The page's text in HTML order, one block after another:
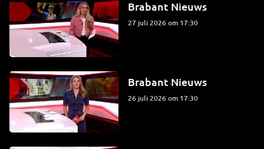
Brabant Nieuws
27 juli 2026 om 17:30
Brabant Nieuws
26 juli 2026 om 17:30